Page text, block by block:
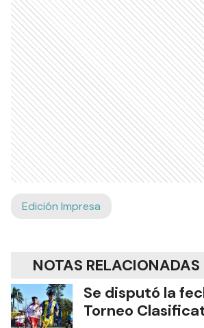
Edición Impresa
NOTAS RELACIONADAS
Se disputó la
Torneo